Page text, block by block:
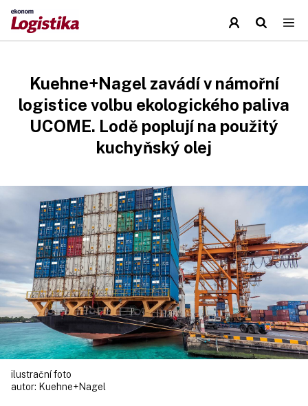
Kuehne+Nagel zavádí v námořní
logistice volbu ekologického paliva
UCOME. Lodě poplují na použitý
kuchyňský olej
ilustrační foto
autor: Kuehne+Nagel